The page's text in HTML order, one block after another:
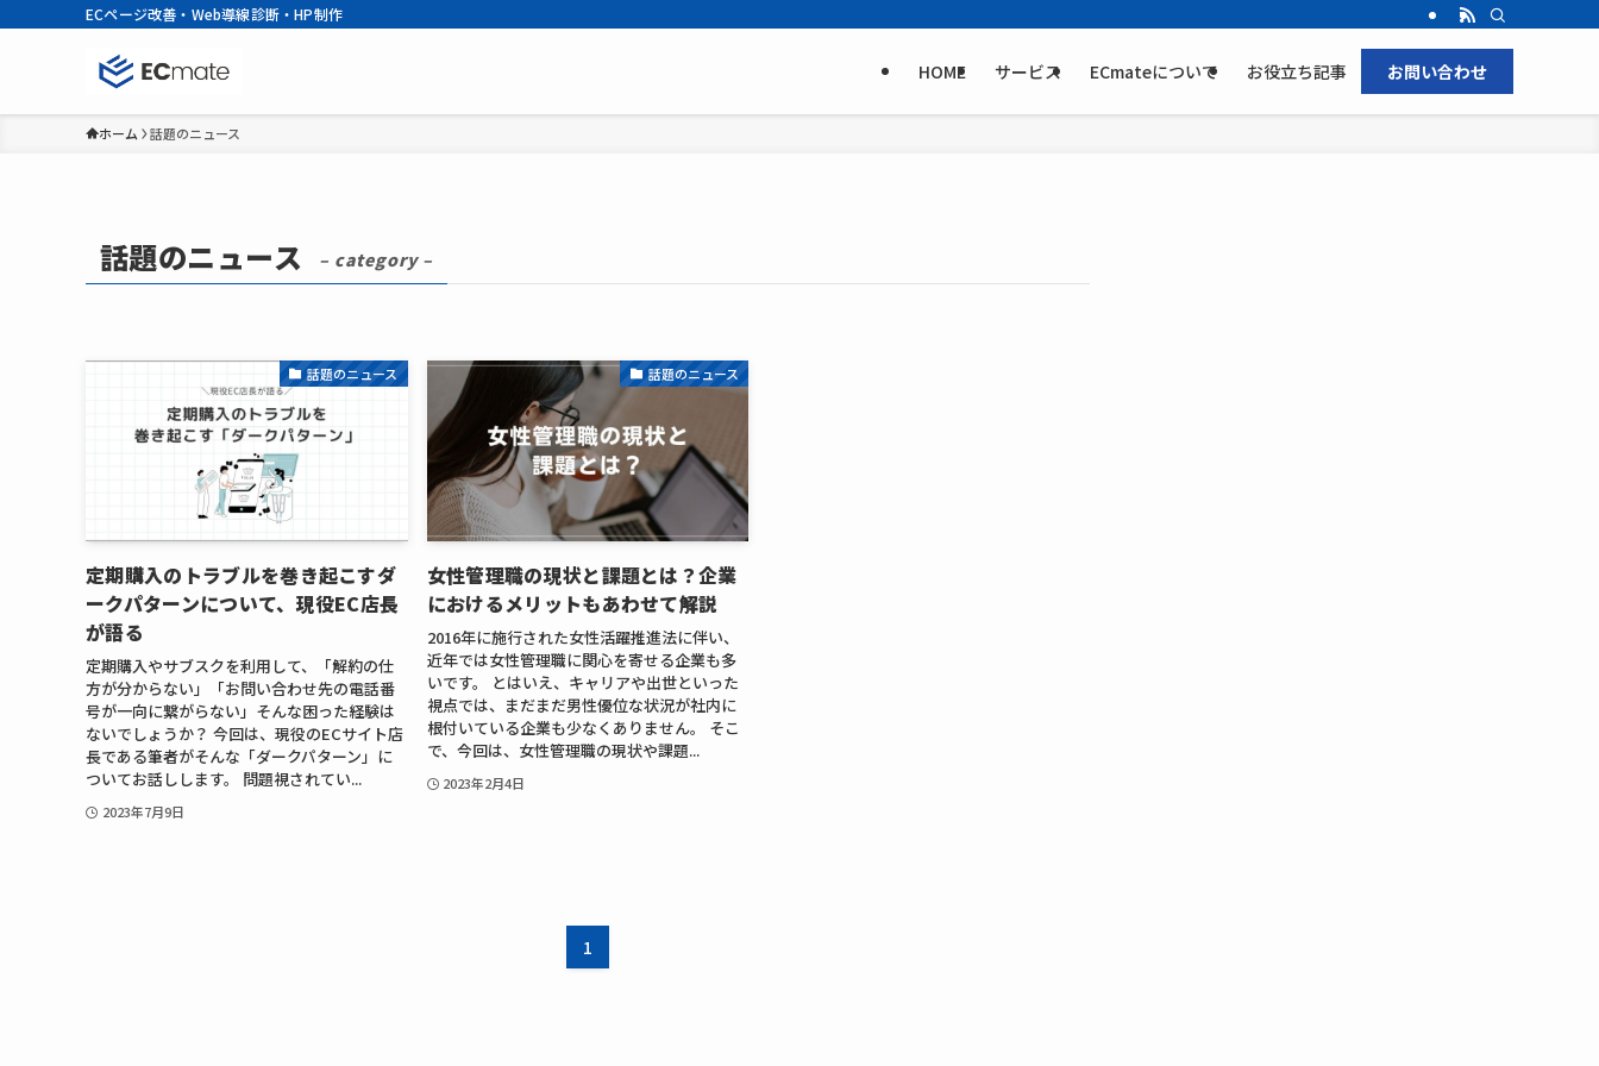
ECページ改善・Web導線診断・HP制作
HOME サービス ECmateについて お役立ち記事 お問い合わせ
ホーム 話題のニュース
話題のニュース – category –
話題のニュース
定期購入のトラブルを巻き起こすダ
ークパターンについて、現役EC店長
が語る
定期購入やサブスクを利用して、「解約の仕
方が分からない」「お問い合わせ先の電話番
号が一向に繋がらない」そんな困った経験は
ないでしょうか？ 今回は、現役のECサイト店
長である筆者がそんな「ダークパターン」に
ついてお話しします。 問題視されてい...
2023年7月9日
話題のニュース
女性管理職の現状と課題とは？企業
におけるメリットもあわせて解説
2016年に施行された女性活躍推進法に伴い、
近年では女性管理職に関心を寄せる企業も多
いです。 とはいえ、キャリアや出世といった
視点では、まだまだ男性優位な状況が社内に
根付いている企業も少なくありません。 そこ
で、今回は、女性管理職の現状や課題...
2023年2月4日
1